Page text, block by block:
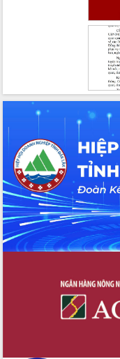
Tháo gỡ những vướng mắc,
công tác cải cách thủ tục
tại Trung tâm Phục vụ hành
Đắk Lắk: Tôn vinh 46 giải
thi Sáng tạo Kỹ thuật 2024 -
Đắk Lắk rà soát, điều chỉnh
về phát triển nuôi trồng thủy sản
Phó Chủ tịch UBND tỉnh Đắk Lắk
Trương Công Thái kiểm tra
Dự án cao tốc Khánh Hòa -
Thuột
Định vị cà phê Việt Nam như
sản sống” trong dòng chảy
Xây dựng nông thôn mới:
sống người dân từ những mô
thực
nhanh tiến độ các dự án
trong Khu kinh tế Nam Phú
Hòn Yến phát triển du lịch